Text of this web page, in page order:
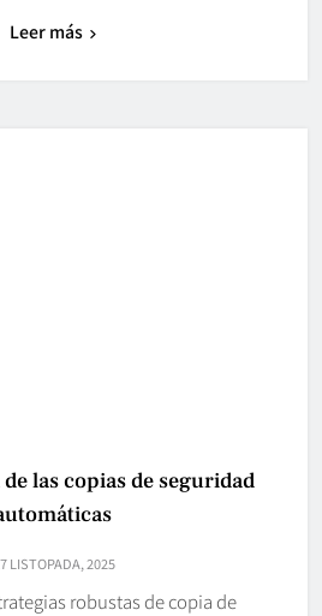
Leer más
las copias de seguridad
LISTOPADA, 2025
robustas de copia de